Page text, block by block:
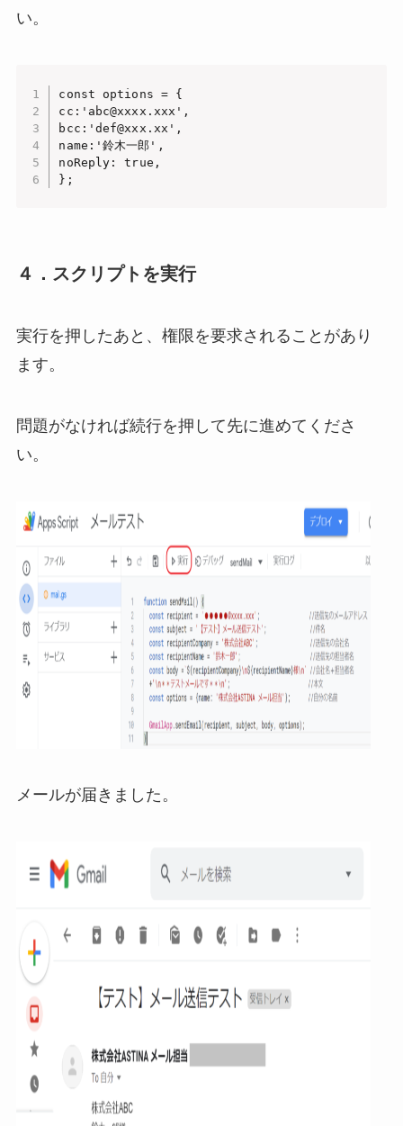
い。
const options = {
cc:'abc@xxxx.xxx',
bcc:'def@xxx.xx',
name:'鈴木一郎',
noReply: true,
};
４．スクリプトを実行
実行を押したあと、権限を要求されることがあり
ます。
問題がなければ続行を押して先に進めてくださ
い。
メールが届きました。